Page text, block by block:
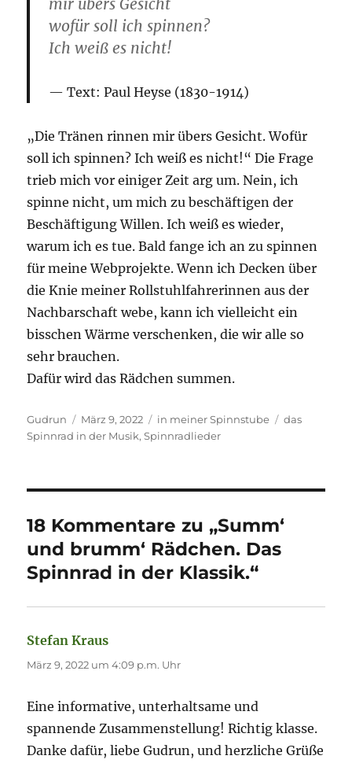
wofür soll ich spinnen?
Ich weiß es nicht!
Text:Paul Heyse (1830-1914)
„Die Tränen rinnen mir übers Gesicht. Wofür
soll ich spinnen? Ich weiß es nicht!“ Die Frage
trieb mich vor einiger Zeit arg um. Nein, ich
spinne nicht, um mich zu beschäftigen der
Beschäftigung Willen. Ich weiß es wieder,
warum ich es tue. Bald fange ich an zu spinnen
für meine Webprojekte. Wenn ich Decken über
die Knie meiner Rollstuhlfahrerinnen aus der
Nachbarschaft webe, kann ich vielleicht ein
bisschen Wärme verschenken, die wir alle so
sehr brauchen.
Dafür wird das Rädchen summen.
Autor
Gudrun
Veröffentlicht
am
März 9, 2022 Kategorien
in meiner Spinnstube Schlagwörter
das
Spinnrad in der Musik,Spinnradlieder
18 Kommentare zu „Summ‘
und brumm‘ Rädchen. Das
Spinnrad in der Klassik.“
Stefan Kraus
März 9, 2022 um 4:09 p.m. Uhr
Eine informative, unterhaltsame und
spannende Zusammenstellung! Richtig klasse.
Danke dafür, liebe Gudrun, und herzliche Grüße